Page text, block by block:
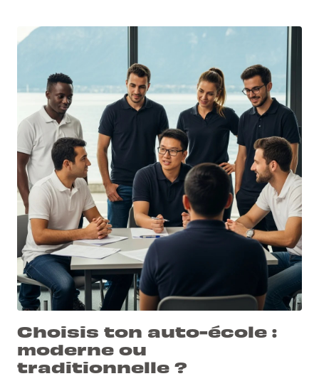
Choisis ton auto-école :
moderne ou
traditionnelle ?